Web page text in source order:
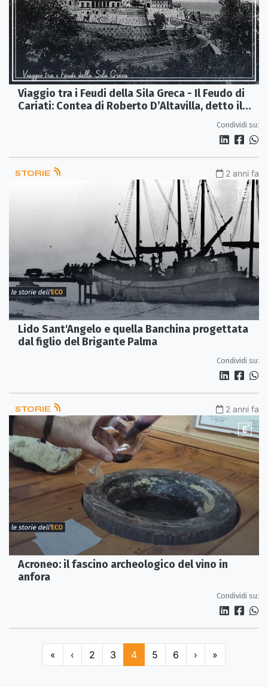
Viaggio tra i Feudi della Sila Greca - Il Feudo di
Cariati: Contea di Roberto D’Altavilla, detto il
Condividi su:
STORIE 2 anni fa
Lido Sant'Angelo e quella Banchina progettata
dal figlio del Brigante Palma
Condividi su:
STORIE 2 anni fa
Acroneo: il fascino archeologico del vino in
anfora
Condividi su:
« ‹ 2 3 4 5 6 › »